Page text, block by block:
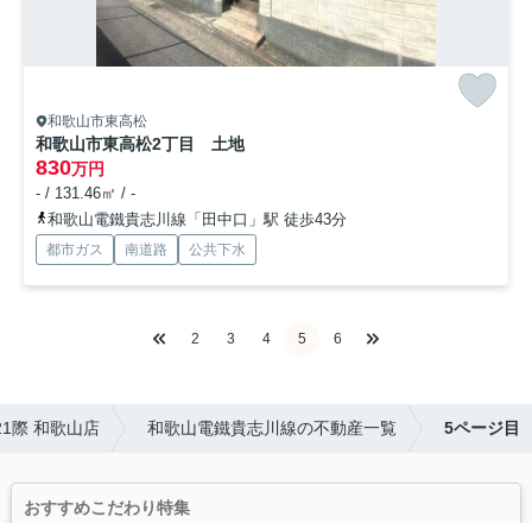
和歌山市東高松
和歌山市東高松2丁目 土地
830万円
- / 131.46㎡ / -
和歌山電鐵貴志川線「田中口」駅 徒歩43分
都市ガス 南道路 公共下水
2 3 4 5 6
際 和歌山店 和歌山電鐵貴志川線の不動産一覧 5ページ目
おすすめこだわり特集